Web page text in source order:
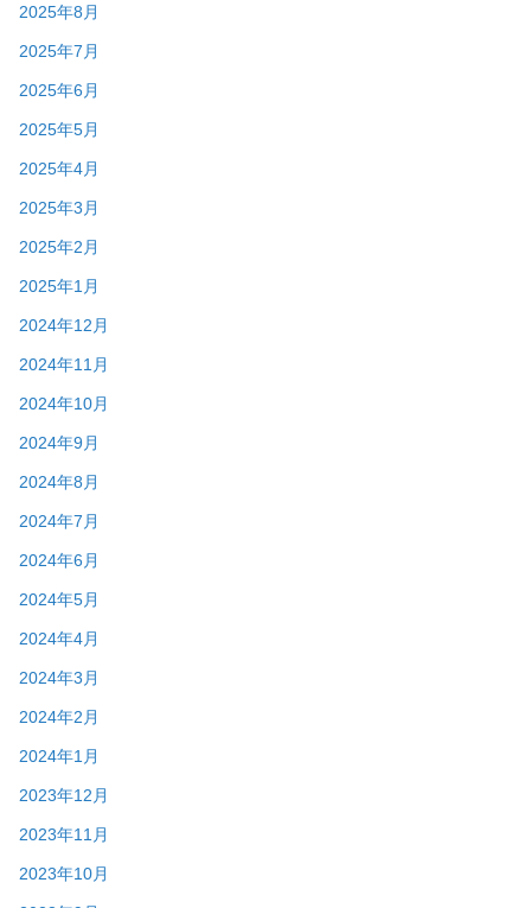
2025年8月
2025年7月
2025年6月
2025年5月
2025年4月
2025年3月
2025年2月
2025年1月
2024年12月
2024年11月
2024年10月
2024年9月
2024年8月
2024年7月
2024年6月
2024年5月
2024年4月
2024年3月
2024年2月
2024年1月
2023年12月
2023年11月
2023年10月